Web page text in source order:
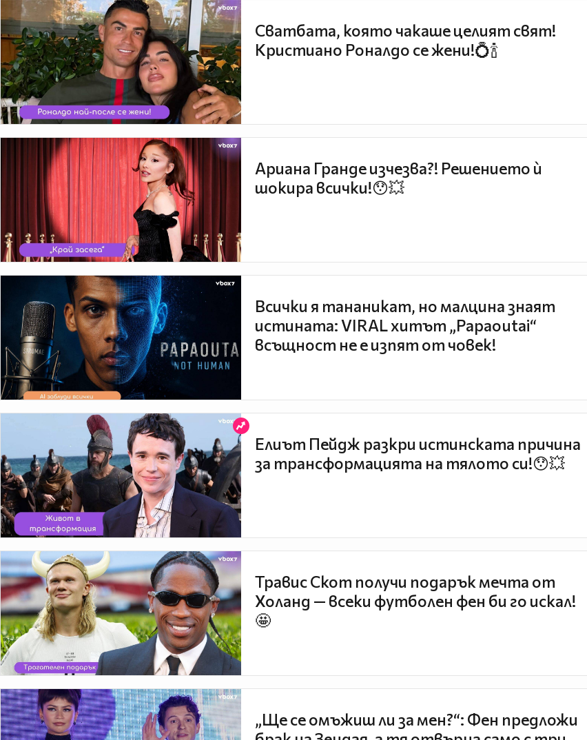
Сватбата, която чакаше целият свят!
Кристиано Роналдо се жени!💍🍾
Ариана Гранде изчезва?! Решението ѝ
шокира всички!😯💥
Всички я тананикат, но малцина знаят
истината: VIRAL хитът „Papaoutai“
всъщност не е изпят от човек!
Елиът Пейдж разкри истинската причина
за трансформацията на тялото си!😯💥
Травис Скот получи подарък мечта от
Холанд — всеки футболен фен би го искал!
🤩
„Ще се омъжиш ли за мен?“: Фен предложи